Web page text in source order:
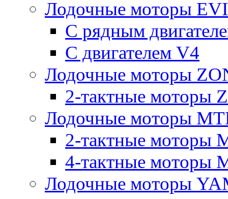
Лодочные моторы
С рядным
C двигателем V4
Лодочные моторы
2-тактные моторы
Лодочные моторы
2-тактные моторы
4-тактные моторы
Лодочные моторы